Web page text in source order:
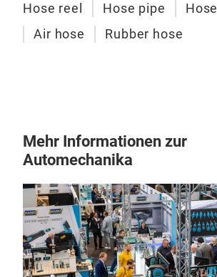
Hose reel Hose pipe
Hose
Air hose
Rubber hose
Mehr Informationen zur
Automechanika